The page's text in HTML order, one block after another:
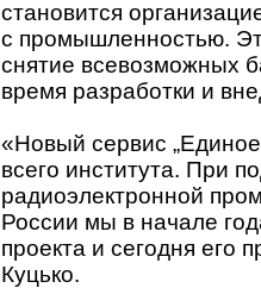
становится
с промышленностью.
снятие всевозможных
время разработки и
«Новый сервис „Единое
всего института. При
радиоэлектронной
России мы в начале
проекта и сегодня его
Куцько.